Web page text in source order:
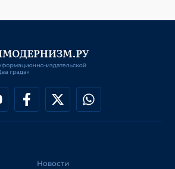
Новости